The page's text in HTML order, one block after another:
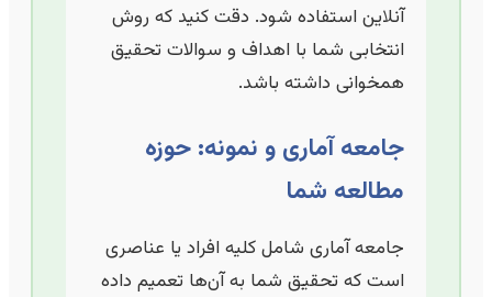
آنلاین استفاده شود. دقت کنید که روش
انتخابی شما با اهداف و سوالات تحقیق
همخوانی داشته باشد.
جامعه آماری و نمونه: حوزه
مطالعه شما
جامعه آماری شامل کلیه افراد یا عناصری
است که تحقیق شما به آن‌ها تعمیم داده